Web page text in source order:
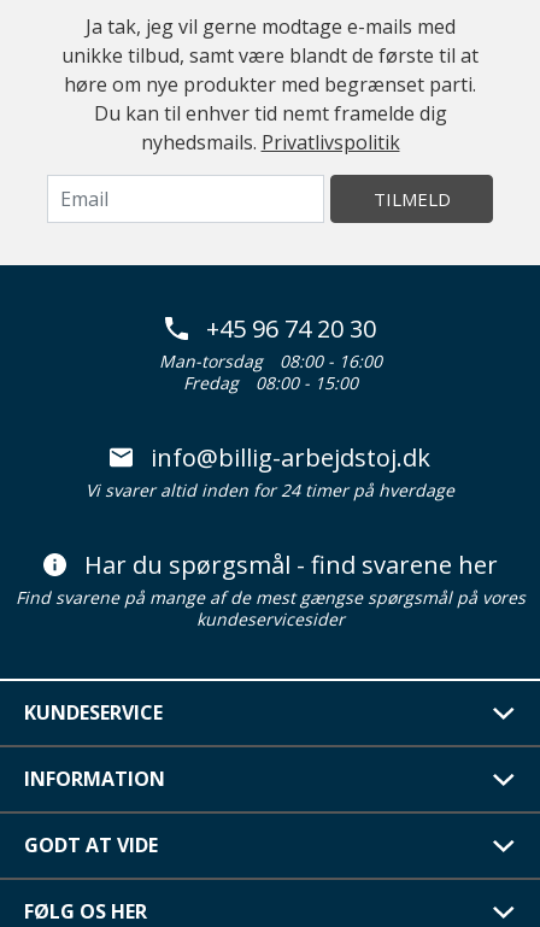
Ja tak, jeg vil gerne modtage e-mails med
unikke tilbud, samt være blandt de første til at
høre om nye produkter med begrænset parti.
Du kan til enhver tid nemt framelde dig
nyhedsmails. Privatlivspolitik
TILMELD
+45 96 74 20 30
Man-torsdag
08:00 - 16:00
Fredag
08:00 - 15:00
info@billig-arbejdstoj.dk
Vi svarer altid inden for 24 timer på hverdage
Har du spørgsmål - find svarene her
Find svarene på mange af de mest gængse spørgsmål på vores
kundeservicesider
KUNDESERVICE
INFORMATION
GODT AT VIDE
FØLG OS HER